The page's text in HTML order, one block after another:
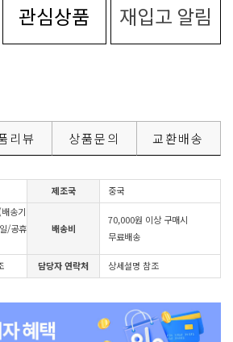
관심상품 재입고 알림
리뷰 상품문의 교환배송
제조국 중국
송기
/공휴
배송비
70,000원 이상 구매시
무료배송
담당자 연락처 상세설명 참조